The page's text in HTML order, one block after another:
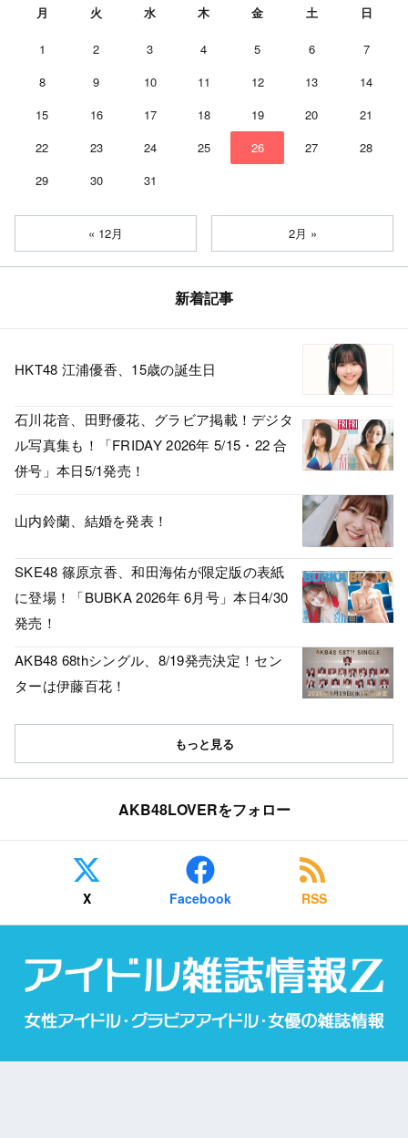
月 火 水 木 金 土 日
1 2 3 4 5 6
7
8
9 10 11 12 13
14
15
16 17 18 19 20
21
22
23 24 25 26 27
28
29
30 31
« 12月 2月 »
新着記事
HKT48 江浦優香、15歳の誕生日
石川花音、田野優花、グラビア掲載！デジタ
ル写真集も！「FRIDAY 2026年 5/15・22 合
併号」本日5/1発売！
山内鈴蘭、結婚を発表！
SKE48 篠原京香、和田海佑が限定版の表紙
に登場！「BUBKA 2026年 6月号」本日4/30
発売！
AKB48 68thシングル、8/19発売決定！セン
ターは伊藤百花！
もっと見る
AKB48LOVERをフォロー
X Facebook RSS